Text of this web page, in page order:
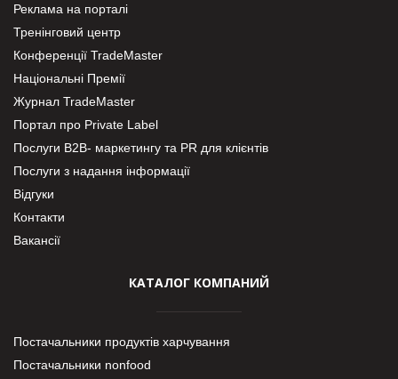
Реклама на порталі
Тренінговий центр
Конференції TradeMaster
Національні Премії
Журнал TradeMaster
Портал про Private Label
Послуги В2В- маркетингу та PR для клієнтів
Послуги з надання інформації
Відгуки
Контакти
Вакансії
КАТАЛОГ КОМПАНИЙ
Постачальники продуктів харчування
Постачальники nonfood